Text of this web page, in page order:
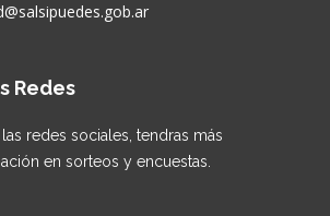
Redes
redes sociales, tendras más
en sorteos y encuestas.